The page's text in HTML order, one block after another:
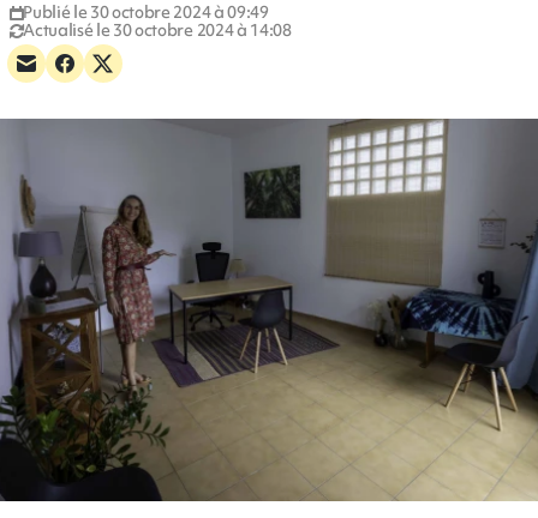
Publié le 30 octobre 2024 à 09:49
Actualisé le 30 octobre 2024 à 14:08